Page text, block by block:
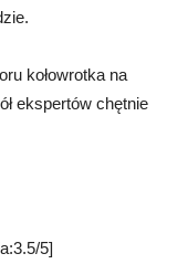
kołowrotka na
ekspertów chętnie
5]